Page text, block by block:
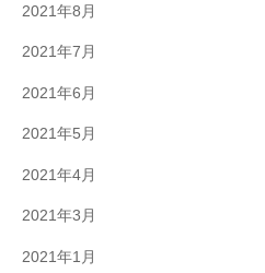
2021年8月
2021年7月
2021年6月
2021年5月
2021年4月
2021年3月
2021年1月